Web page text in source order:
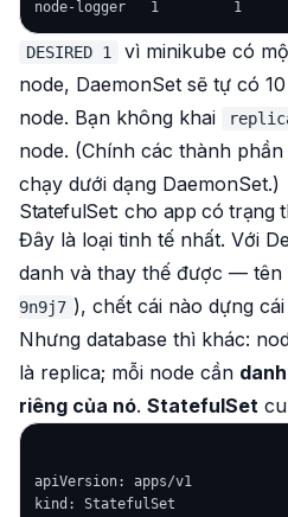
DESIRED 1
vì minikube có
node, DaemonSet sẽ tự có
node. Bạn không khai
node. (Chính các thành
chạy dưới dạng DaemonSet.)
StatefulSet: cho app có trạng
Đây là loại tinh tế nhất. Với
danh và thay thế được — tên
9n9j7 ), chết cái nào dựng
Nhưng database thì khác:
là replica; mỗi node cần
riêng của nó. StatefulSet
apiVersion: apps/v1
kind: StatefulSet